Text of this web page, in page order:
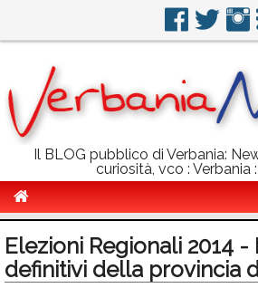
Il BLOG pubblico di Verbania:
curiosità, vco : Verbania
Politica
Elezioni Regionali 2014 -
definitivi della provincia